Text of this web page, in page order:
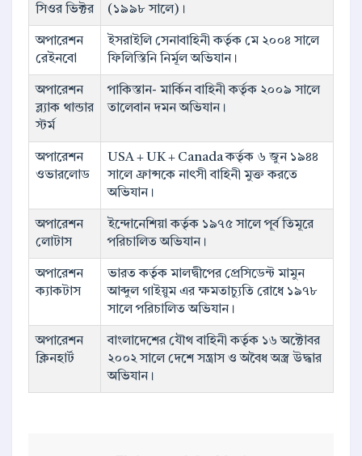
সিওর ভিক্টর
(১৯৯৮ সালে)।
অপারেশন
রেইনবো
ইসরাইলি সেনাবাহিনী কর্তৃক মে ২০০৪ সালে
ফিলিস্তিনি নির্মূল অভিযান।
অপারেশন
ব্ল‍্যাক থান্ডার
স্টর্ম
পাকিস্তান- মার্কিন বাহিনী কর্তৃক ২০০৯ সালে
তালেবান দমন অভিযান।
অপারেশন
ওভারলোড
USA + UK + Canada কর্তৃক ৬ জুন ১৯৪৪
সালে ফ্রান্সকে নাৎসী বাহিনী মুক্ত করতে
অভিযান।
অপারেশন
লোটাস
ইন্দোনেশিয়া কর্তৃক ১৯৭৫ সালে পূর্ব তিমূরে
পরিচালিত অভিযান।
অপারেশন
ক্যাকটাস
ভারত কর্তৃক মালদ্বীপের প্রেসিডেন্ট মামুন
আব্দুল গাইয়ুম এর ক্ষমতাচ্যুতি রোধে ১৯৭৮
সালে পরিচালিত অভিযান।
অপারেশন
ক্লিনহার্ট
বাংলাদেশের যৌথ বাহিনী কর্তৃক ১৬ অক্টোবর
২০০২ সালে দেশে সন্ত্রাস ও অবৈধ অস্ত্র উদ্ধার
অভিযান।